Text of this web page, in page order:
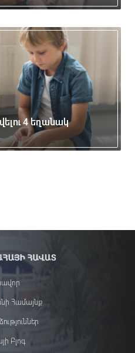
4 եղանակ
Համայնք
Բլոգ